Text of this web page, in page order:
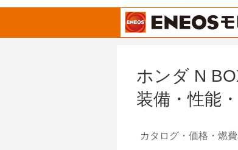
ホンダ N
装備・性能
カタログ・価格・燃費